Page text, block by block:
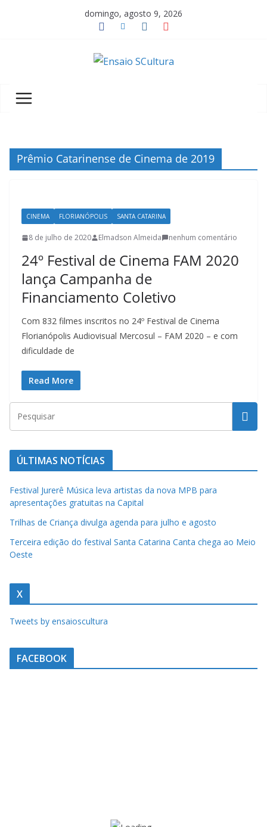
domingo, agosto 9, 2026
z
a
c
u
l
u
r
a
c
r
e
n
s
e
a
u
i
q
.
Prêmio Catarinense de Cinema de 2019
CINEMA FLORIANÓPOLIS SANTA CATARINA
8 de julho de 2020 Elmadson Almeida nenhum comentário
24º Festival de Cinema FAM 2020
lança Campanha de
Financiamento Coletivo
Com 832 filmes inscritos no 24º Festival de Cinema
Florianópolis Audiovisual Mercosul – FAM 2020 – e com
dificuldade de
Read More
ÚLTIMAS NOTÍCIAS
Festival Jurerê Música leva artistas da nova MPB para
apresentações gratuitas na Capital
Trilhas de Criança divulga agenda para julho e agosto
Terceira edição do festival Santa Catarina Canta chega ao Meio
Oeste
X
Tweets by ensaioscultura
FACEBOOK